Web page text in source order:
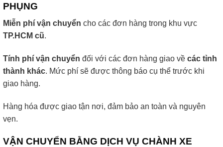
PHỤNG
Miễn phí vận chuyển cho các đơn hàng trong khu vực
TP.HCM cũ.
Tính phí vận chuyển đối với các đơn hàng giao về các tỉnh
thành khác. Mức phí sẽ được thông báo cụ thể trước khi
giao hàng.
Hàng hóa được giao tận nơi, đảm bảo an toàn và nguyên
vẹn.
VẬN CHUYỂN BẰNG DỊCH VỤ CHÀNH XE